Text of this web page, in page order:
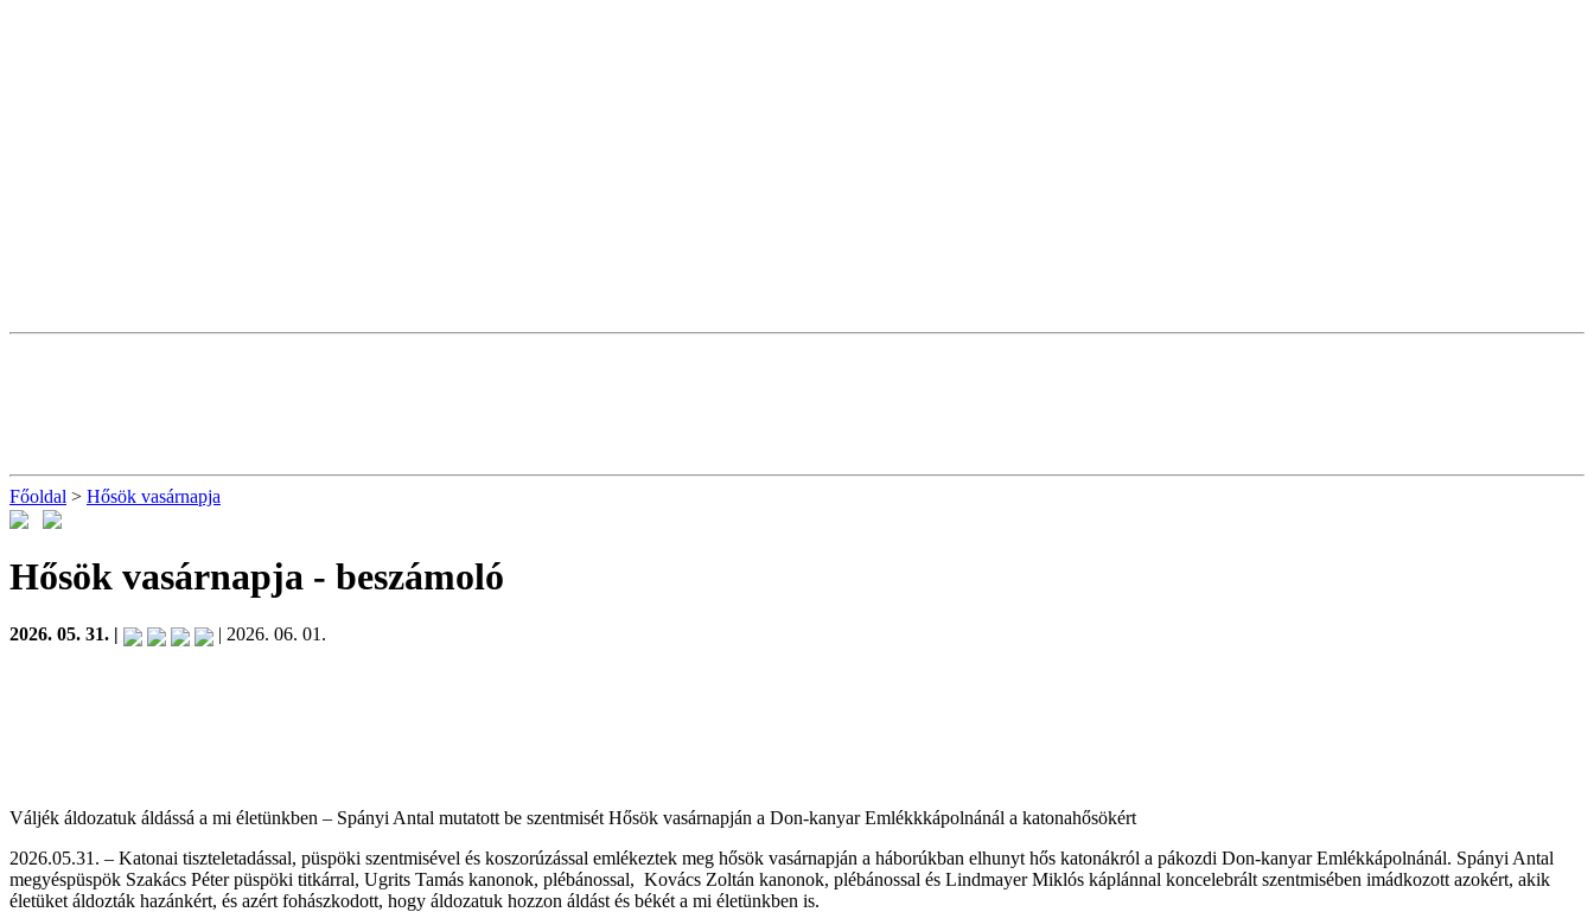
Főoldal > Hősök vasárnapja
Hősök vasárnapja - beszámoló
2026. 05. 31. | | 2026. 06. 01.
Váljék áldozatuk áldássá a mi életünkben – Spányi Antal mutatott be szentmisét Hősök vasárnapján a Don-kanyar Emlékkkápolnánál a katonahősökért
2026.05.31. – Katonai tiszteletadással, püspöki szentmisével és koszorúzással emlékeztek meg hősök vasárnapján a háborúkban elhunyt hős katonákról a pákozdi Don-kanyar Emlékkápolnánál. Spányi Antal
megyéspüspök Szakács Péter püspöki titkárral, Ugrits Tamás kanonok, plébánossal, Kovács Zoltán kanonok, plébánossal és Lindmayer Miklós káplánnal koncelebrált szentmisében imádkozott azokért, akik
életüket áldozták hazánkért, és azért fohászkodott, hogy áldozatuk hozzon áldást és békét a mi életünkben is.